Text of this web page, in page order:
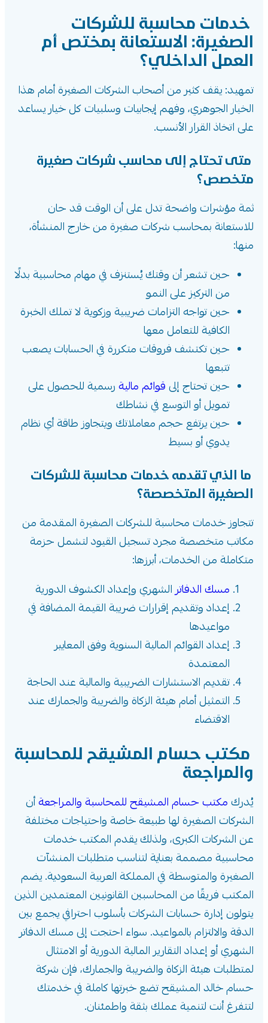
خدمات محاسبة للشركات
الصغيرة: الاستعانة بمختص أم
العمل الداخلي؟
تمهيد: يقف كثير من أصحاب الشركات الصغيرة أمام هذا
الخيار الجوهري، وفهم إيجابيات وسلبيات كل خيار يساعد
على اتخاذ القرار الأنسب.
متى تحتاج إلى محاسب شركات صغيرة
متخصص؟
ثمة مؤشرات واضحة تدل على أن الوقت قد حان
للاستعانة بمحاسب شركات صغيرة من خارج المنشأة،
منها:
حين تشعر أن وقتك يُستنزف في مهام محاسبية بدلًا
من التركيز على النمو
حين تواجه التزامات ضريبية وزكوية لا تملك الخبرة
الكافية للتعامل معها
حين تكتشف فروقات متكررة في الحسابات يصعب
تتبعها
حين تحتاج إلى قوائم مالية رسمية للحصول على
تمويل أو التوسع في نشاطك
حين يرتفع حجم معاملاتك ويتجاوز طاقة أي نظام
يدوي أو بسيط
ما الذي تقدمه خدمات محاسبة للشركات
الصغيرة المتخصصة؟
تتجاوز خدمات محاسبة للشركات الصغيرة المقدمة من
مكاتب متخصصة مجرد تسجيل القيود لتشمل حزمة
متكاملة من الخدمات، أبرزها:
مسك الدفاترالشهري وإعداد الكشوف الدورية
إعداد وتقديم إقرارات ضريبة القيمة المضافة في
مواعيدها
إعداد القوائم المالية السنوية وفق المعايير
المعتمدة
تقديم الاستشارات الضريبية والمالية عند الحاجة
التمثيل أمام هيئة الزكاة والضريبة والجمارك عند
الاقتضاء
مكتب حسام المشيقح للمحاسبة
والمراجعة
يُدرك مكتب حسام المشيقح للمحاسبة والمراجعةأن
الشركات الصغيرة لها طبيعة خاصة واحتياجات مختلفة
عن الشركات الكبرى، ولذلك يقدم المكتب خدمات
محاسبية مصممة بعناية لتناسب متطلبات المنشآت
الصغيرة والمتوسطة في المملكة العربية السعودية. يضم
المكتب فريقًا من المحاسبين القانونيين المعتمدين الذين
يتولون إدارة حسابات الشركات بأسلوب احترافي يجمع بين
الدقة والالتزام بالمواعيد. سواء احتجت إلى مسك الدفاتر
الشهري أو إعداد التقارير المالية الدورية أو الامتثال
لمتطلبات هيئة الزكاة والضريبة والجمارك، فإن شركة
حسام خالد المشيقح تضع خبرتها كاملة في خدمتك
لتتفرغ أنت لتنمية عملك بثقة واطمئنان.